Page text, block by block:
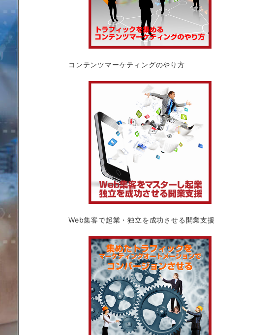
コンテンツマーケティングのやり方
Web集客で起業・独立を成功させる開業支援